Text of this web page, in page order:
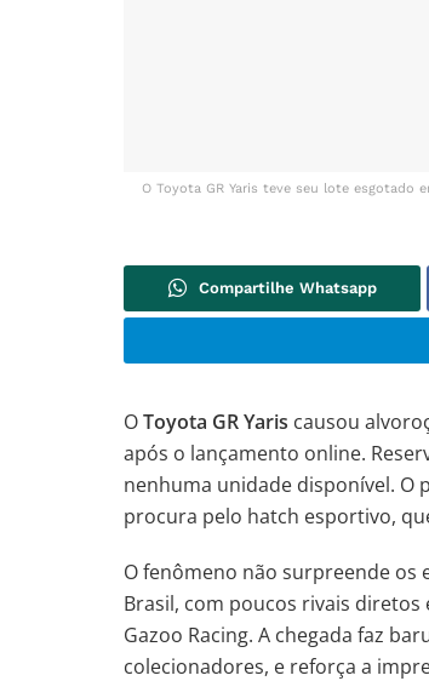
O Toyota GR Yaris teve seu lote esgotado
Compartilhe Whatsapp
OToyota GR Yaris causou
após o lançamento online.
nenhuma unidade disponível. O
procura pelo hatch esportivo,
O fenômeno não surpreende os
Brasil, com poucos rivais
Gazoo Racing. A chegada faz
colecionadores, e reforça a